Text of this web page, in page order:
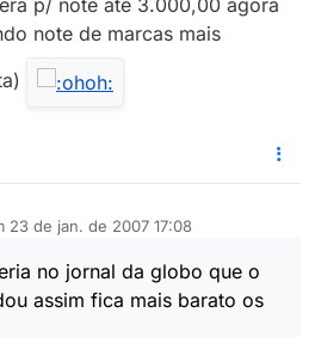
p/ note até 3.000,00 agora
note de marcas mais
23 de jan. de 2007 17:08
por
no jornal da globo que o
assim fica mais barato os